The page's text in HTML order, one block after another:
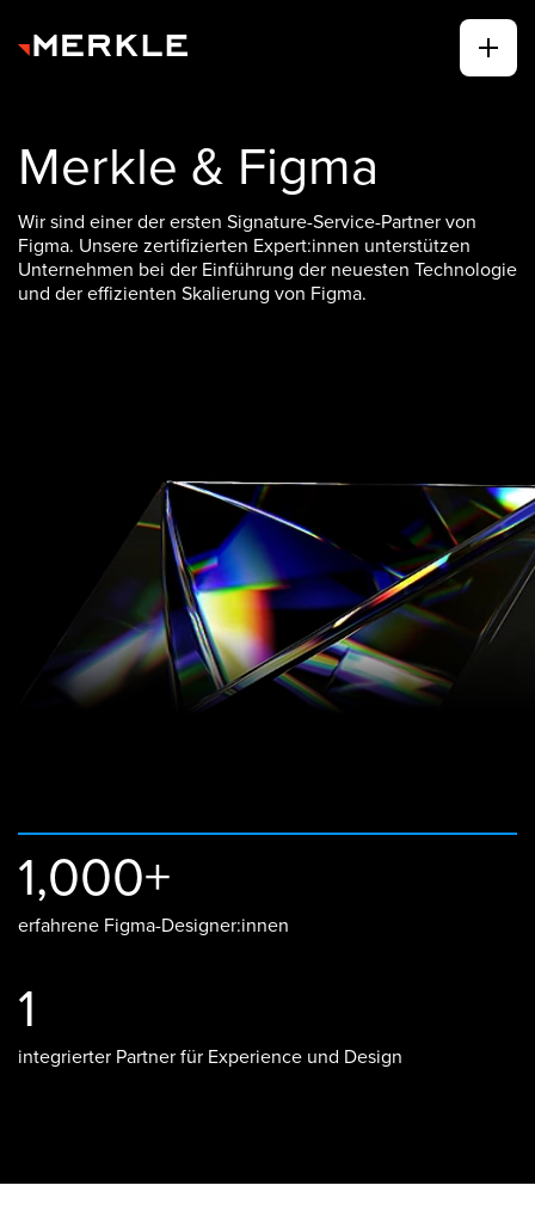
Merkle & Figma
Wir sind einer der ersten Signature-Service-Partner von
Figma. Unsere zertifizierten Expert:innen unterstützen
Unternehmen bei der Einführung der neuesten Technologie
und der effizienten Skalierung von Figma.
1,000+
erfahrene Figma-Designer:innen
1
integrierter Partner für Experience und Design